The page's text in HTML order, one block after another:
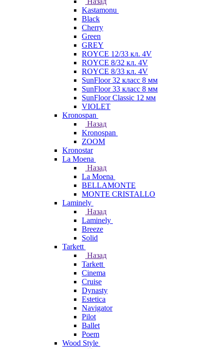
Kastamonu
Black
Cherry
Green
GREY
ROYCE 12/33 кл. 4V
ROYCE 8/32 кл. 4V
ROYCE 8/33 кл. 4V
SunFloor 32 класс 8 мм
SunFloor 33 класс 8 мм
SunFloor Classic 12 мм
VIOLET
Kronospan
Назад
Kronospan
ZOOM
Kronostar
La Moena
Назад
La Moena
BELLAMONTE
MONTE CRISTALLO
Laminely
Назад
Laminely
Breeze
Solid
Tarkett
Назад
Tarkett
Cinema
Cruise
Dynasty
Estetica
Navigator
Pilot
Ballet
Poem
Wood Style